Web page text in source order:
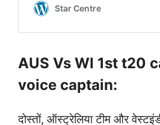
AUS Vs WI 1st t20
voice captain:
दोस्तों, ऑस्ट्रेलिया टीम और